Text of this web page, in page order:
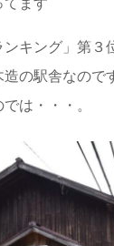
ンキング」第３
の駅舎なので
は・・・。